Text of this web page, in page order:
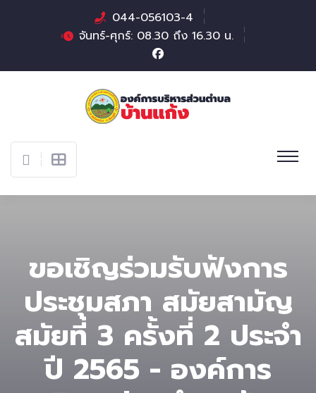
044-056103-4
จันทร์-ศุกร์: 08.30 ถึง 16.30 น.
ขอเชิญร่วมรับฟังการ
ประชุมสภา สมัยสามัญ
สมัยที่ 3 ครั้งที่ 2 ประจำ
ปี 2565 - องค์การ